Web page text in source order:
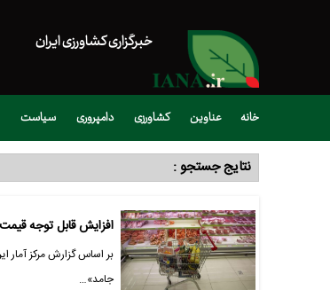
خبرگزاری کشاورزی ایران
خانه عناوین کشاورزی دامپروری سیاست
نتایج جستجو :
افزایش قابل توجه قیمت اقلام
جامد»…